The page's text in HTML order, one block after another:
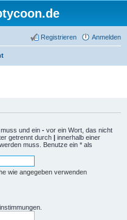
Anmelden
Registrieren
und ein - vor ein Wort, das nicht
getrennt durch | innerhalb einer
muss. Benutze ein * als
wie angegeben verwenden